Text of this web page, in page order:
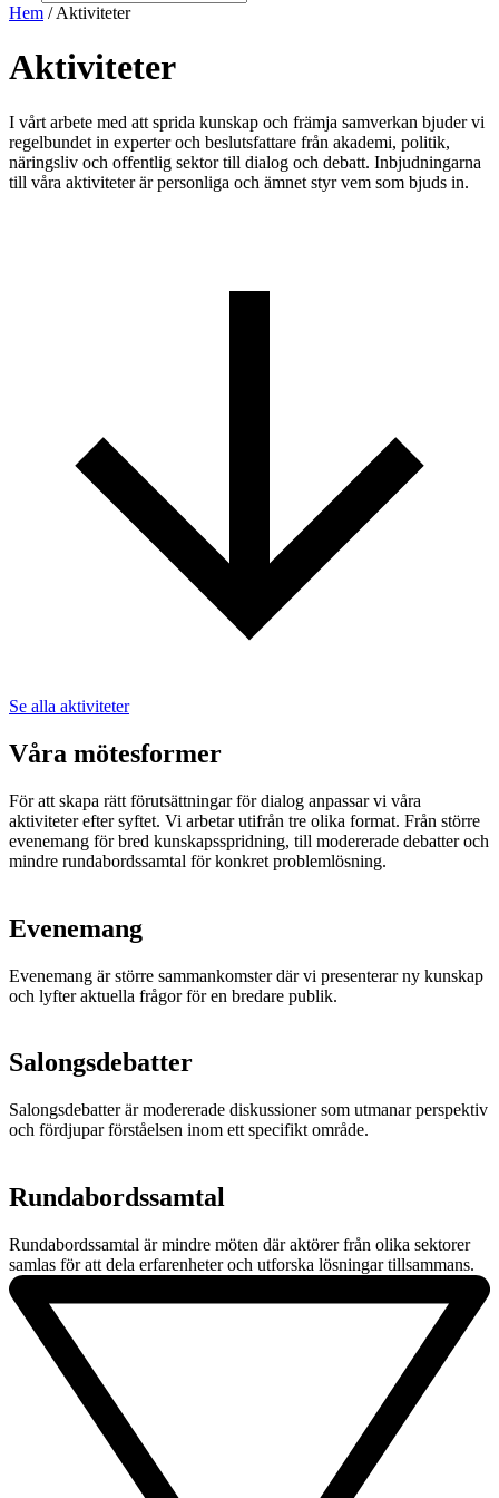
Hem / Aktiviteter
Aktiviteter​​​
I vårt arbete med att sprida kunskap och främja samverkan bjuder vi
regelbundet in experter och beslutsfattare från akademi, politik,
näringsliv och offentlig sektor till dialog och debatt. Inbjudningarna
till våra aktiviteter är personliga och ämnet styr vem som bjuds in.
Se alla aktiviteter
Våra mötesformer
För att skapa rätt förutsättningar för dialog anpassar vi våra
aktiviteter efter syftet. Vi arbetar utifrån tre olika format. Från större
evenemang för bred kunskapsspridning, till modererade debatter och
mindre rundabordssamtal för konkret problemlösning.
Evenemang​
Evenemang är större sammankomster där vi presenterar ny kunskap
och lyfter aktuella frågor för en bredare publik.
Salongsdebatter​
Salongsdebatter är modererade diskussioner som utmanar perspektiv
och fördjupar förståelsen inom ett specifikt område.
Rundabordssamtal​
Rundabordssamtal är mindre möten där aktörer från olika sektorer
samlas för att dela erfarenheter och utforska lösningar tillsammans.